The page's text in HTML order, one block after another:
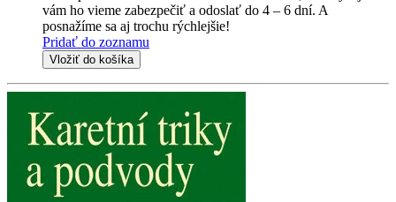
vám ho vieme zabezpečiť a odoslať do 4 – 6 dní. A
posnažíme sa aj trochu rýchlejšie!
Pridať do zoznamu
Vložiť do košíka